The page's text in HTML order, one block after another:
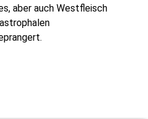
aber auch Westfleisch